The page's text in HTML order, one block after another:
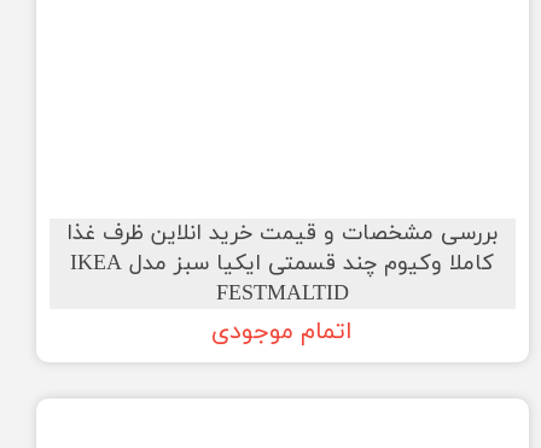
بررسی مشخصات و قیمت خرید انلاین ظرف غذا
کاملا وکیوم چند قسمتی ایکیا سبز مدل IKEA
FESTMALTID
اتمام موجودی